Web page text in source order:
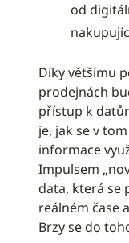
od
Díky většímu
prodejnách
přístup k
je, jak se v
informace
Impulsem
data, která se
reálném čase
Brzy se do